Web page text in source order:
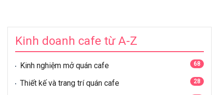
Kinh doanh cafe từ A-Z
Kinh nghiệm mở quán cafe 68
Thiết kế và trang trí quán cafe 28